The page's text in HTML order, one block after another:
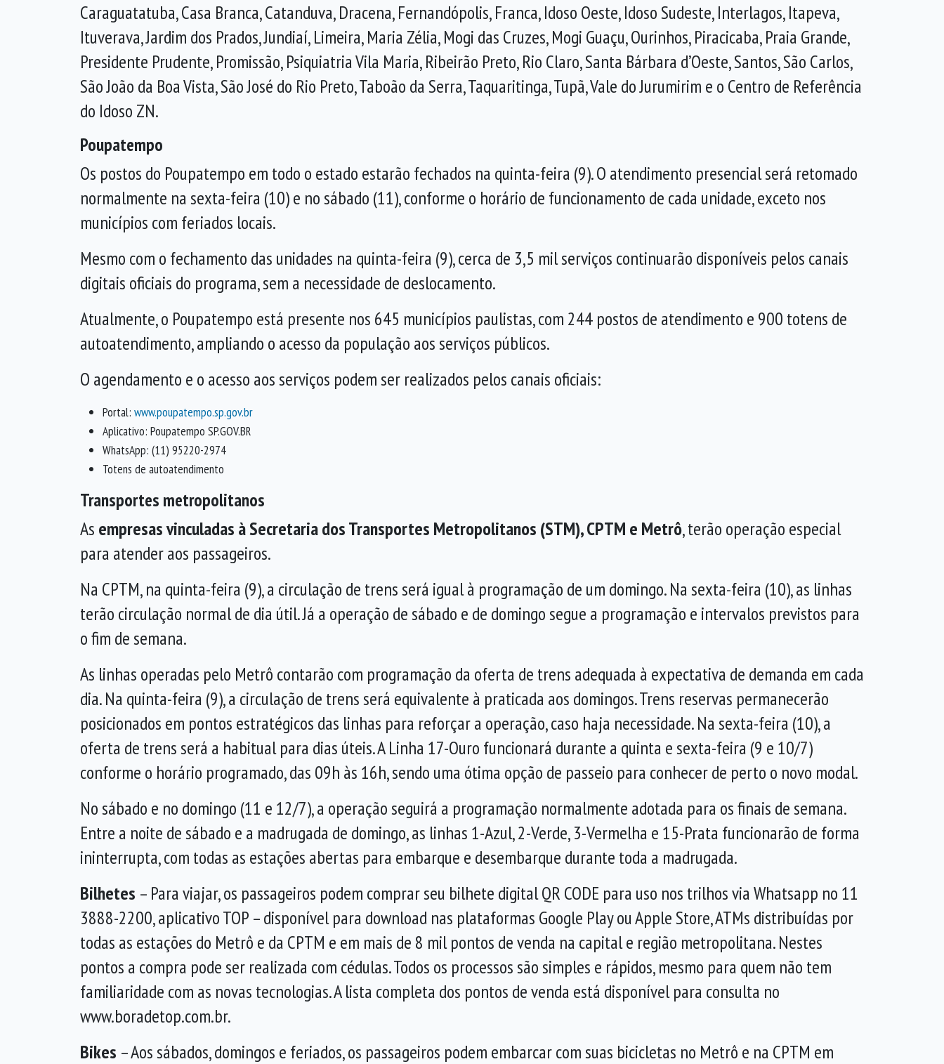
Caraguatatuba, Casa Branca, Catanduva, Dracena, Fernandópolis, Franca, Idoso Oeste, Idoso Sudeste, Interlagos, Itapeva,
Ituverava, Jardim dos Prados, Jundiaí, Limeira, Maria Zélia, Mogi das Cruzes, Mogi Guaçu, Ourinhos, Piracicaba, Praia Grande,
Presidente Prudente, Promissão, Psiquiatria Vila Maria, Ribeirão Preto, Rio Claro, Santa Bárbara d’Oeste, Santos, São Carlos,
São João da Boa Vista, São José do Rio Preto, Taboão da Serra, Taquaritinga, Tupã, Vale do Jurumirim e o Centro de Referência
do Idoso ZN.
Poupatempo
Os postos do Poupatempo em todo o estado estarão fechados na quinta-feira (9). O atendimento presencial será retomado
normalmente na sexta-feira (10) e no sábado (11), conforme o horário de funcionamento de cada unidade, exceto nos
municípios com feriados locais.
Mesmo com o fechamento das unidades na quinta-feira (9), cerca de 3,5 mil serviços continuarão disponíveis pelos canais
digitais oficiais do programa, sem a necessidade de deslocamento.
Atualmente, o Poupatempo está presente nos 645 municípios paulistas, com 244 postos de atendimento e 900 totens de
autoatendimento, ampliando o acesso da população aos serviços públicos.
O agendamento e o acesso aos serviços podem ser realizados pelos canais oficiais:
Portal: www.poupatempo.sp.gov.br
Aplicativo: Poupatempo SP.GOV.BR
WhatsApp: (11) 95220-2974
Totens de autoatendimento
Transportes metropolitanos
As empresas vinculadas à Secretaria dos Transportes Metropolitanos (STM), CPTM e Metrô, terão operação especial
para atender aos passageiros.
Na CPTM, na quinta-feira (9), a circulação de trens será igual à programação de um domingo. Na sexta-feira (10), as linhas
terão circulação normal de dia útil. Já a operação de sábado e de domingo segue a programação e intervalos previstos para
o fim de semana.
As linhas operadas pelo Metrô contarão com programação da oferta de trens adequada à expectativa de demanda em cada
dia. Na quinta-feira (9), a circulação de trens será equivalente à praticada aos domingos. Trens reservas permanecerão
posicionados em pontos estratégicos das linhas para reforçar a operação, caso haja necessidade. Na sexta-feira (10), a
oferta de trens será a habitual para dias úteis. A Linha 17-Ouro funcionará durante a quinta e sexta-feira (9 e 10/7)
conforme o horário programado, das 09h às 16h, sendo uma ótima opção de passeio para conhecer de perto o novo modal.
No sábado e no domingo (11 e 12/7), a operação seguirá a programação normalmente adotada para os finais de semana.
Entre a noite de sábado e a madrugada de domingo, as linhas 1-Azul, 2-Verde, 3-Vermelha e 15-Prata funcionarão de forma
ininterrupta, com todas as estações abertas para embarque e desembarque durante toda a madrugada.
Bilhetes – Para viajar, os passageiros podem comprar seu bilhete digital QR CODE para uso nos trilhos via Whatsapp no 11
3888-2200, aplicativo TOP – disponível para download nas plataformas Google Play ou Apple Store, ATMs distribuídas por
todas as estações do Metrô e da CPTM e em mais de 8 mil pontos de venda na capital e região metropolitana. Nestes
pontos a compra pode ser realizada com cédulas. Todos os processos são simples e rápidos, mesmo para quem não tem
familiaridade com as novas tecnologias. A lista completa dos pontos de venda está disponível para consulta no
www.boradetop.com.br.
Bikes – Aos sábados, domingos e feriados, os passageiros podem embarcar com suas bicicletas no Metrô e na CPTM em